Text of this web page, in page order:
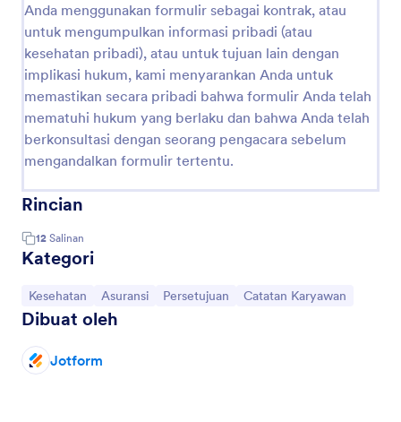
Anda menggunakan formulir sebagai kontrak, atau
untuk mengumpulkan informasi pribadi (atau
kesehatan pribadi), atau untuk tujuan lain dengan
implikasi hukum, kami menyarankan Anda untuk
memastikan secara pribadi bahwa formulir Anda telah
mematuhi hukum yang berlaku dan bahwa Anda telah
berkonsultasi dengan seorang pengacara sebelum
mengandalkan formulir tertentu.
Rincian
12 Salinan
Kategori
Buka Kategori:
Kesehatan Buka Kategori:
Asuransi Buka Kategori:
Persetujuan Buka Kategori:
Catatan Karyawan
Dibuat oleh
Jotform